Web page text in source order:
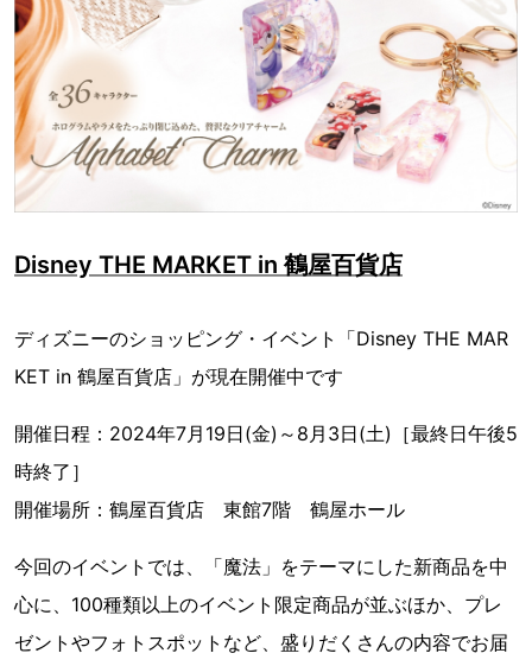
Disney THE MARKET in 鶴屋百貨店
ディズニーのショッピング・イベント「Disney THE MAR
KET in 鶴屋百貨店」が現在開催中です
開催日程：2024年7月19日(金)～8月3日(土)［最終日午後5
時終了］
開催場所：鶴屋百貨店 東館7階 鶴屋ホール
今回のイベントでは、「魔法」をテーマにした新商品を中
心に、100種類以上のイベント限定商品が並ぶほか、プレ
ゼントやフォトスポットなど、盛りだくさんの内容でお届